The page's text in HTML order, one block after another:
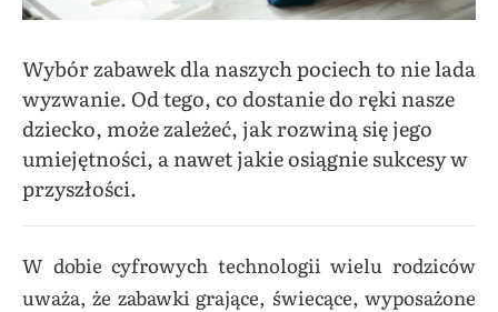
Wybór zabawek dla naszych pociech to nie lada
wyzwanie. Od tego, co dostanie do ręki nasze
dziecko, może zależeć, jak rozwiną się jego
umiejętności, a nawet jakie osiągnie sukcesy w
przyszłości.
W dobie cyfrowych technologii wielu rodziców
uważa, że zabawki grające, świecące, wyposażone